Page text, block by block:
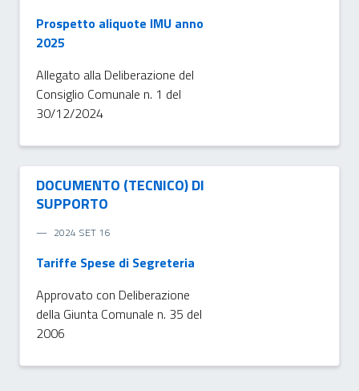
Prospetto aliquote IMU anno
2025
Allegato alla Deliberazione del
Consiglio Comunale n. 1 del
30/12/2024
DOCUMENTO (TECNICO) DI
SUPPORTO
2024 SET 16
Tariffe Spese di Segreteria
Approvato con Deliberazione
della Giunta Comunale n. 35 del
2006